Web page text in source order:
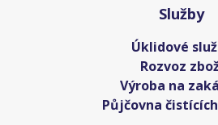
Služby
Úklidové
Rozvoz
Výroba na
Půjčovna